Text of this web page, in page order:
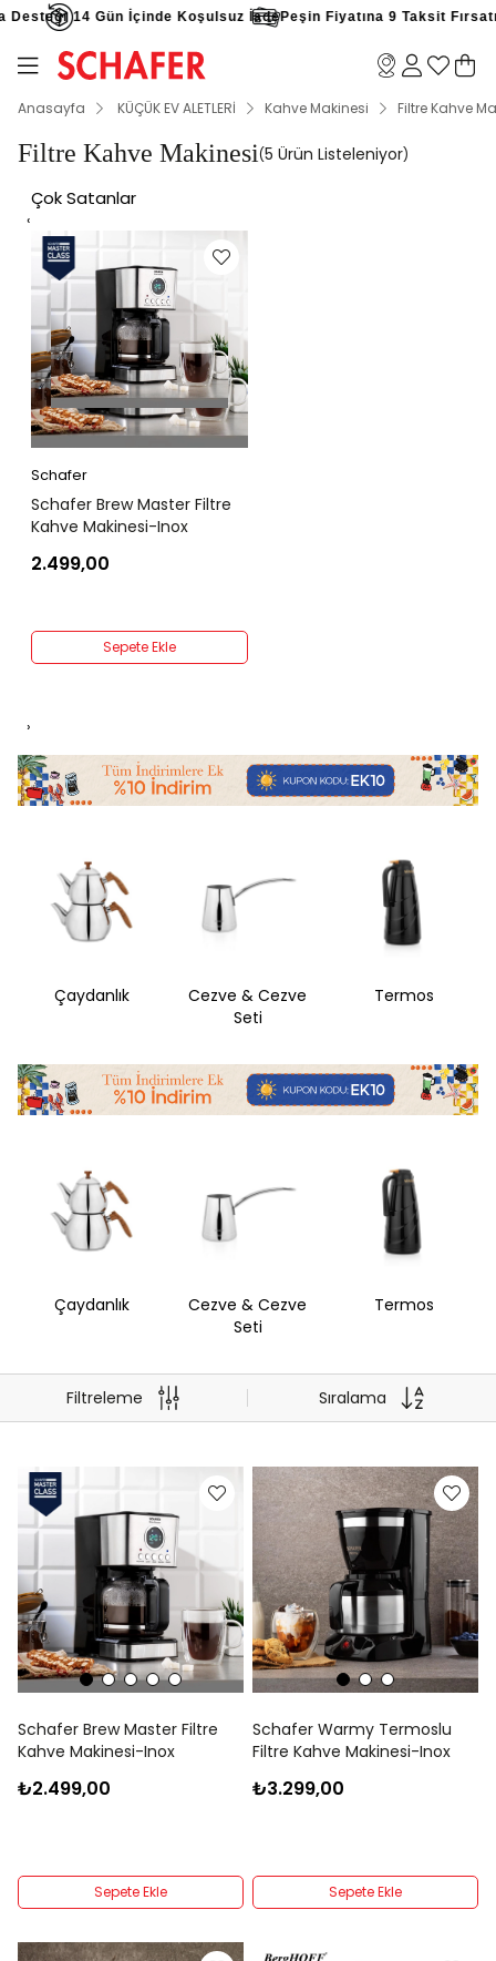
14 Gün İçinde Koşulsuz İadePeşin Fiyatına 9 Taksit Fırsatı
Anasayfa KÜÇÜK EV ALETLERİ Kahve Makinesi Filtre Kahve
Filtre Kahve Makinesi 5 Ürün
Çok Satanlar
‹
Schafer
Schafer Brew Master Filtre
Kahve Makinesi-Inox
2.499,00
Sepete Ekle
›
Çaydanlık
Cezve & Cezve
Seti
Termos
Çaydanlık
Cezve & Cezve
Seti
Termos
Filtreleme Sıralama
Schafer Brew Master Filtre
Kahve Makinesi-Inox
₺2.499,00
Sepete Ekle
Schafer Warmy Termoslu
Filtre Kahve Makinesi-Inox
₺3.299,00
Sepete Ekle